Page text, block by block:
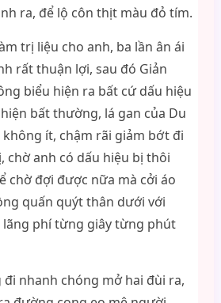
ra, để lộ côn thịt màu đỏ tím.
trị liệu cho anh, ba lần ân ái
rất thuận lợi, sau đó Giản
biểu hiện ra bất cứ dấu hiệu
bất thường, lá gan của Du
ít, chậm rãi giảm bớt đi
chờ anh có dấu hiệu bị thôi
chờ đợi được nữa mà cởi áo
quấn quýt thân dưới với
phí từng giây từng phút
đi nhanh chóng mở hai đùi ra,